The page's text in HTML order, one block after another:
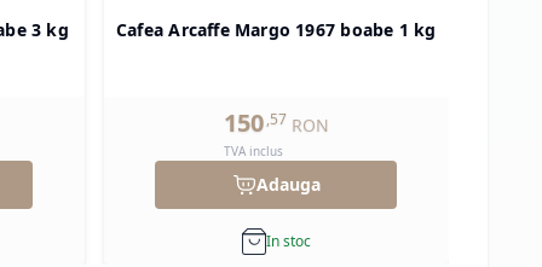
3 kg Cafea Arcaffe Margo 1967 boabe 1 kg
150,57 RON
TVA inclus
Adauga
In stoc